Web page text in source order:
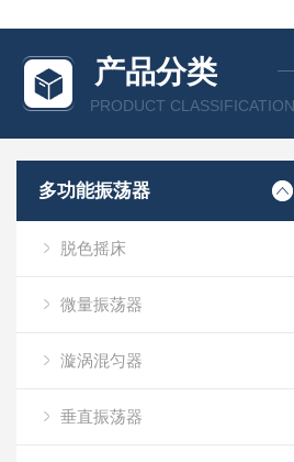
产品分类
PRODUCT CLASSIFICATION
多功能振荡器
脱色摇床
微量振荡器
漩涡混匀器
垂直振荡器